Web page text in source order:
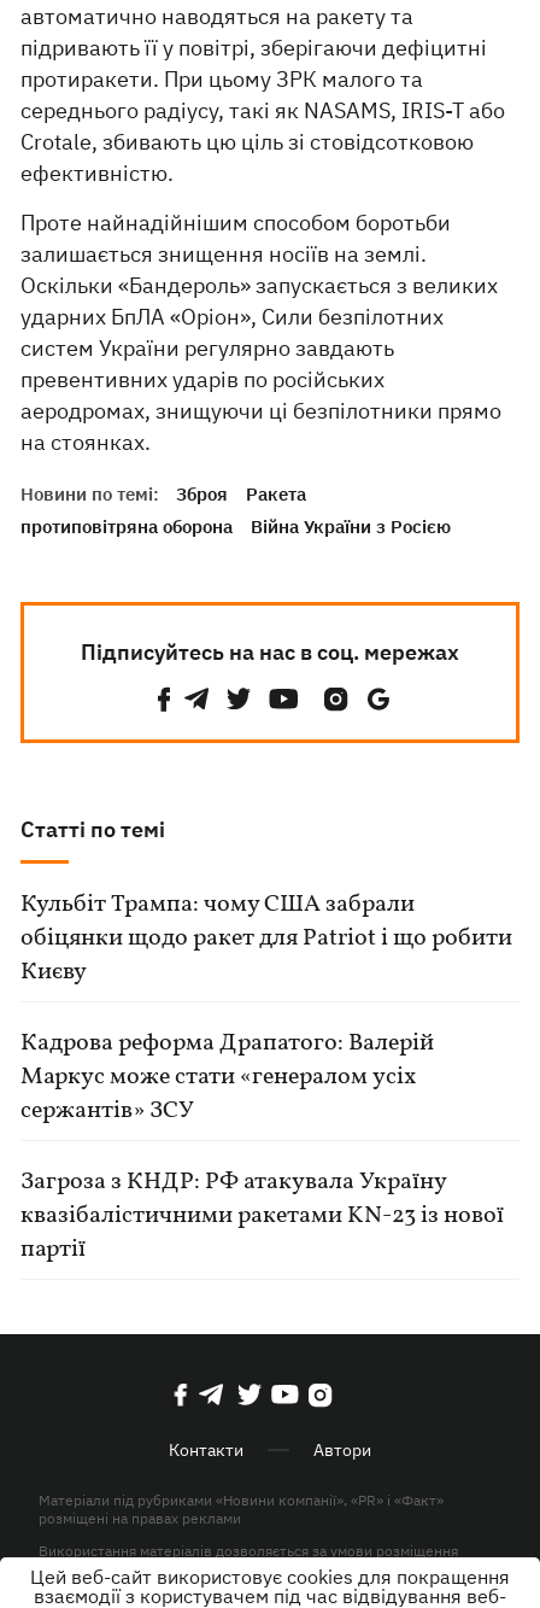
автоматично наводяться на ракету та
підривають її у повітрі, зберігаючи дефіцитні
протиракети. При цьому ЗРК малого та
середнього радіусу, такі як NASAMS, IRIS-T або
Crotale, збивають цю ціль зі стовідсотковою
ефективністю.
Проте найнадійнішим способом боротьби
залишається знищення носіїв на землі.
Оскільки «Бандероль» запускається з великих
ударних БпЛА «Оріон», Сили безпілотних
систем України регулярно завдають
превентивних ударів по російських
аеродромах, знищуючи ці безпілотники прямо
на стоянках.
Новини по темі: Зброя
Ракета
протиповітряна оборона
Війна України з Росією
Підписуйтесь на нас в соц. мережах
Статті по темі
Кульбіт Трампа: чому США забрали
обіцянки щодо ракет для Patriot і що робити
Києву
Кадрова реформа Драпатого: Валерій
Маркус може стати «генералом усіх
сержантів» ЗСУ
Загроза з КНДР: РФ атакувала Україну
квазібалістичними ракетами KN-23 із нової
партії
Контакти Автори
Матеріали під рубриками «Новини компанії», «PR» і «Факт»
розміщені на правах реклами
Використання матеріалів дозволяється за умови розміщення
активного гіперпосилання на KP.UA в першому абзаці.
© ТОВ «ЮЛАВ МЕДІА» 2026. Всі права захищені.
Цей веб-сайт використовує cookies для покращення
взаємодії з користувачем під час відвідування веб-